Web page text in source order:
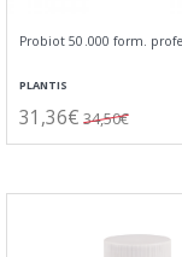
Probiot 50.000 form.
PLANTIS
31,36€ 34,50€